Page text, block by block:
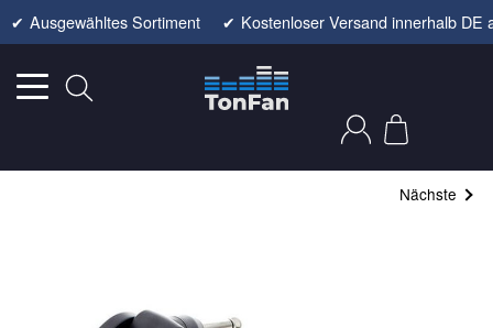
✔ Ausgewähltes Sortiment ✔ Kostenloser Versand innerhalb DE
Nächste